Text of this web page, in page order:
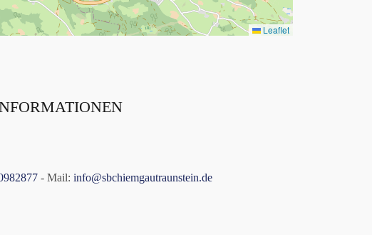
Leaflet
- Mail: info@sbchiemgautraunstein.de